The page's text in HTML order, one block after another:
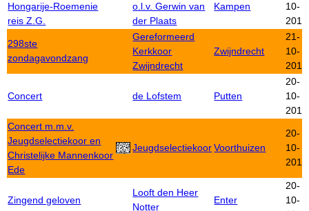
Hongarije-Roemenie
reis Z.G.
o.l.v. Gerwin van
der Plaats
Kampen
10-
2012
298ste
zondagavondzang
Gereformeerd
Kerkkoor
Zwijndrecht
Zwijndrecht
21-
10-
2012
Concert de Lofstem Putten
20-
10-
2012
Concert m.m.v.
Jeugdselectiekoor en
Christelijke Mannenkoor
Ede
Jeugdselectiekoor Voorthuizen
20-
10-
2012
Zingend geloven
Looft den Heer
Notter
Enter
20-
10-